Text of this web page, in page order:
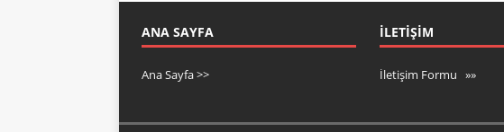
ANA SAYFA
Ana Sayfa >>
İLETIŞIM
İletişim Formu »»